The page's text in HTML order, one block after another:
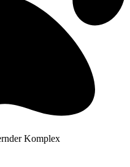
Komplex